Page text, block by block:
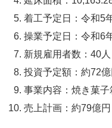
着工予定日：令和5
操業予定日：令和6
新規雇用者数：40人
投資予定額：約72億
事業内容：焼き菓
売上計画：約79億円